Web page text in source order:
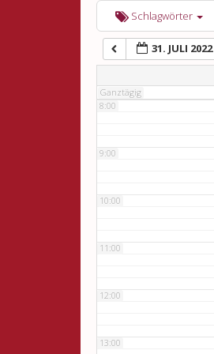
Schlagwörter
31. JULI 2022
Ganztägig
6:00
7:00
8:00
9:00
10:00
11:00
12:00
13:00